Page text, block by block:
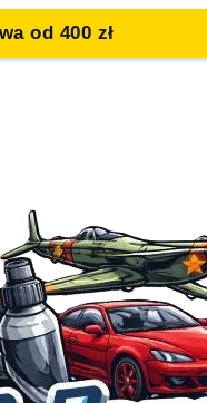
od 400 zł